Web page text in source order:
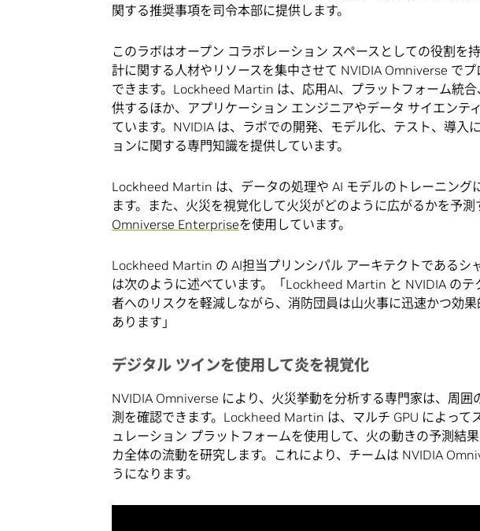
関する推奨事項を司令本部に提供します。
このラボはオープン コラボレーション スペースとしての役割を
計に関する人材やリソースを集中させて NVIDIA Omniverse で
できます。Lockheed Martin は、応用AI、プラットフォーム統
供するほか、アプリケーション エンジニアやデータ サイエンテ
ています。NVIDIA は、ラボでの開発、モデル化、テスト、導入
ョンに関する専門知識を提供しています。
Lockheed Martin は、データの処理や AI モデルのトレーニング
ます。また、火災を視覚化して火災がどのように広がるかを予
Omniverse Enterpriseを使用しています。
Lockheed Martin の AI担当プリンシパル アーキテクトであるシ
は次のように述べています。「Lockheed Martin と NVIDIA の
者へのリスクを軽減しながら、消防団員は山火事に迅速かつ効
あります」
デジタル ツインを使用して炎を視覚化
NVIDIA Omniverse により、火災挙動を分析する専門家は、周
測を確認できます。Lockheed Martin は、マルチ GPU によって
ュレーション プラットフォームを使用して、火の動きの予測結
カ全体の流動を研究します。これにより、チームは NVIDIA
うになります。